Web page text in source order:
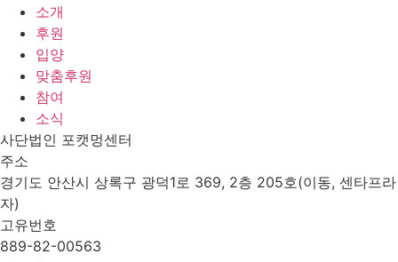
소개
후원
입양
맞춤후원
참여
소식
사단법인 포캣멍센터
주소
경기도 안산시 상록구 광덕1로 369, 2층 205호(이동, 센타프라
자)
고유번호
889-82-00563